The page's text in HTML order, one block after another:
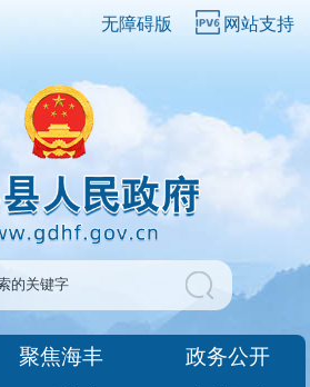
无障碍版 网站支持
聚焦海丰
政务公开